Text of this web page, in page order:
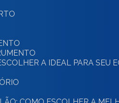
A IDEAL PARA SEU